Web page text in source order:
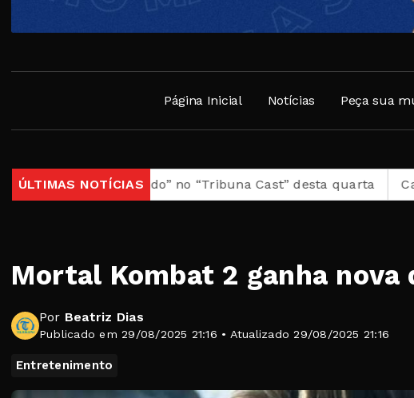
Página Inicial Notícias Peça sua
ÚLTIMAS NOTÍCIAS
Mundo” no “Tribuna Cast” desta quarta Casa da
Mortal Kombat 2 ganha
Por Beatriz Dias
Publicado em 29/08/2025 21:16 • Atualizado 29/08/2025 21:16
Entretenimento